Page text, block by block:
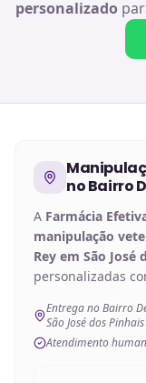
personalizado
noBairro
A Farmácia
manipulação
Rey em São José
personalizadas
Entrega no Bairro
São José dos Pinhais
Atendimento